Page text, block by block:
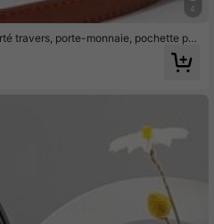
4
travers, porte-monnaie, pochette po